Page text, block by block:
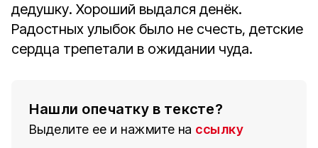
дедушку. Хороший выдался денёк.
Радостных улыбок было не счесть, детские
сердца трепетали в ожидании чуда.
Нашли опечатку в тексте?
Выделите ее и нажмите на ссылку